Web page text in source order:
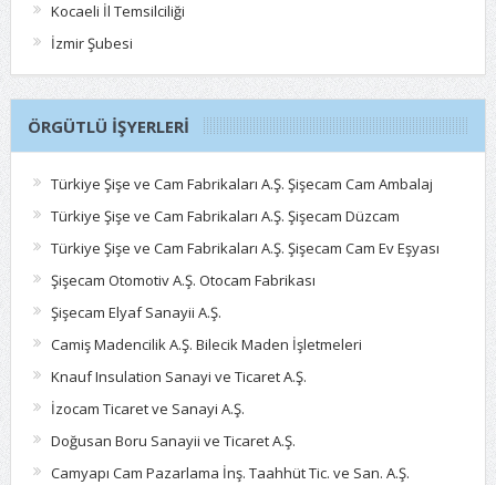
Kocaeli İl Temsilciliği
İzmir Şubesi
ÖRGÜTLÜ İŞYERLERI
Türkiye Şişe ve Cam Fabrikaları A.Ş. Şişecam Cam Ambalaj
Türkiye Şişe ve Cam Fabrikaları A.Ş. Şişecam Düzcam
Türkiye Şişe ve Cam Fabrikaları A.Ş. Şişecam Cam Ev Eşyası
Şişecam Otomotiv A.Ş. Otocam Fabrikası
Şişecam Elyaf Sanayii A.Ş.
Camiş Madencilik A.Ş. Bilecik Maden İşletmeleri
Knauf Insulation Sanayi ve Ticaret A.Ş.
İzocam Ticaret ve Sanayi A.Ş.
Doğusan Boru Sanayii ve Ticaret A.Ş.
Camyapı Cam Pazarlama İnş. Taahhüt Tic. ve San. A.Ş.